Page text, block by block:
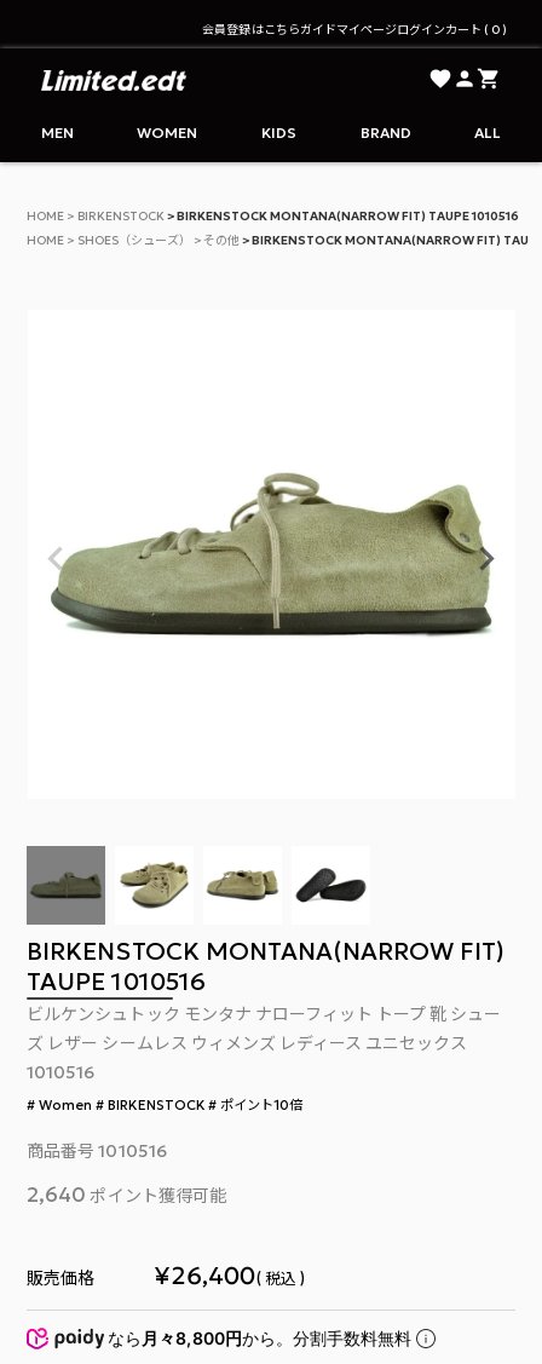
会員登録はこちらガイドマイページログインカート 0
Limited.edt - リミテッドエディション公式オンライ
MEN WOMEN KIDS BRAND ALL
HOME BIRKENSTOCK
BIRKENSTOCK MONTANA(NARROW FIT) TAUPE 1010516
HOME
SHOES（シューズ） その他 BIRKENSTOCK MONTANA(NARROW FIT)
ビルケンシュトック モンタナ ナローフィット トープ 靴 シュー
ズ レザー シームレス ウィメンズ レディース ユニセックス
1010516
BIRKENSTOCK MONTANA(NARROW FIT)
TAUPE 1010516
Women BIRKENSTOCK ポイント10倍
商品番号 1010516
2,640 ポイント獲得可能
販売価格 ¥26,400 税込
なら 月々8,800円から。分割手数料無料